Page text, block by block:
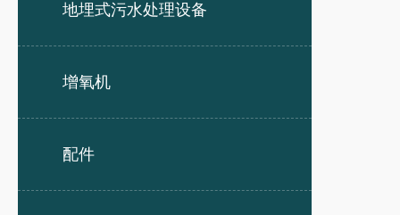
地埋式污水处理设备
增氧机
配件